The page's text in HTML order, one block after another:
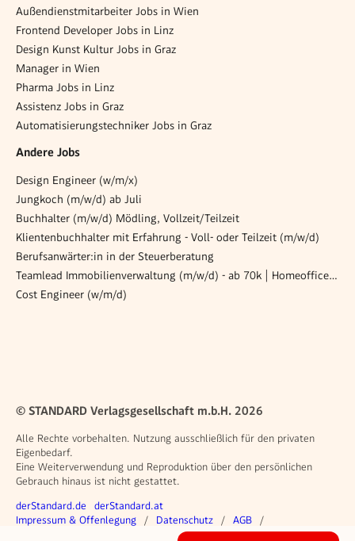
Außendienstmitarbeiter Jobs in Wien
Frontend Developer Jobs in Linz
Design Kunst Kultur Jobs in Graz
Manager in Wien
Pharma Jobs in Linz
Assistenz Jobs in Graz
Automatisierungstechniker Jobs in Graz
Andere Jobs
Design Engineer (w/m/x)
Jungkoch (m/w/d) ab Juli
Buchhalter (m/w/d) Mödling, Vollzeit/Teilzeit
Klientenbuchhalter mit Erfahrung - Voll- oder Teilzeit (m/w/d)
Berufsanwärter:in in der Steuerberatung
Teamlead Immobilienverwaltung (m/w/d) - ab 70k | Homeoffice & Benefits | Wien 1190
Cost Engineer (w/m/d)
© STANDARD Verlagsgesellschaft m.b.H. 2026
Alle Rechte vorbehalten. Nutzung ausschließlich für den privaten
Eigenbedarf.
Eine Weiterverwendung und Reproduktion über den persönlichen
Gebrauch hinaus ist nicht gestattet.
Weitere Angebote
derStandard.de derStandard.at
Rechtliches
Impressum & Offenlegung Datenschutz
AGB